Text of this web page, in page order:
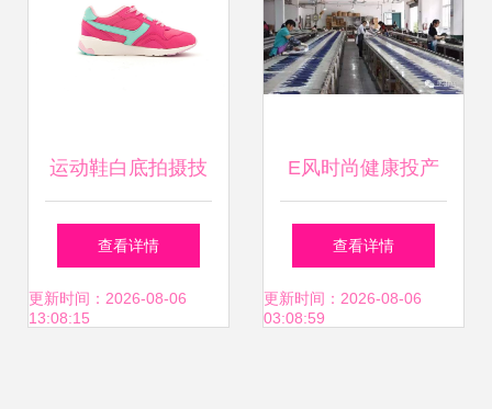
运动鞋白底拍摄技
法揭秘 天骏视觉教
你打造电商爆款级
查看详情
更新时间：2026-08-06
13:08:15
E风时尚健康投产
巫山自主品牌的崭
新篇章
查看详情
更新时间：2026-08-06
03:08:59